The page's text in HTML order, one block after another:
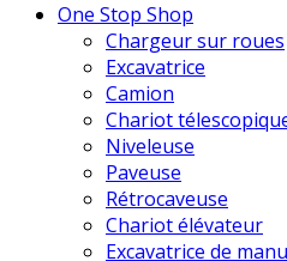
One Stop Shop
Chargeur sur roues
Excavatrice
Camion
Chariot
Niveleuse
Paveuse
Rétrocaveuse
Chariot élévateur
Excavatrice de